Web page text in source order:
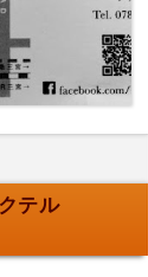
テル️